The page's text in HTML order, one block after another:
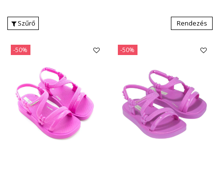
Szűrő Rendezés
-50% -50%